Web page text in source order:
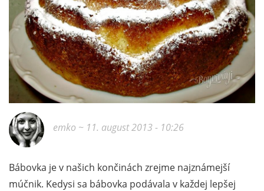
emko ~ 11. august 2013 - 10:26
Bábovka je v našich končinách zrejme najznámejší
múčnik. Kedysi sa bábovka podávala v každej lepšej